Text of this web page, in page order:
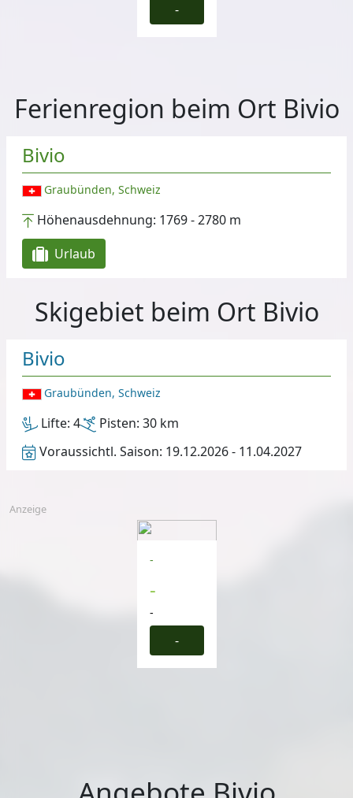
-
Ferienregion beim Ort Bivio
Bivio
Graubünden, Schweiz
Höhenausdehnung: 1769 - 2780 m
Urlaub
Skigebiet beim Ort Bivio
Bivio
Graubünden, Schweiz
Lifte: 4 Pisten: 30 km
Voraussichtl. Saison: 19.12.2026 - 11.04.2027
Anzeige
-
-
-
-